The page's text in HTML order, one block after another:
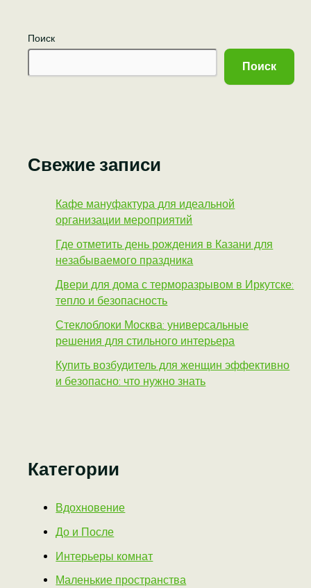
Поиск
Поиск
Свежие записи
Кафе мануфактура для идеальной
организации мероприятий
Где отметить день рождения в Казани для
незабываемого праздника
Двери для дома с терморазрывом в Иркутске:
тепло и безопасность
Стеклоблоки Москва: универсальные
решения для стильного интерьера
Купить возбудитель для женщин эффективно
и безопасно: что нужно знать
Категории
Вдохновение
До и После
Интерьеры комнат
Маленькие пространства